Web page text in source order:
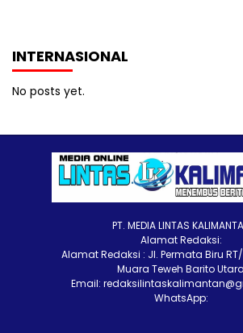
INTERNASIONAL
No posts yet.
PT. MEDIA LINTAS
Alamat Redaksi:
Alamat Redaksi : Jl. Permata Biru
Muara Teweh Barito Utara
Email:
WhatsApp: